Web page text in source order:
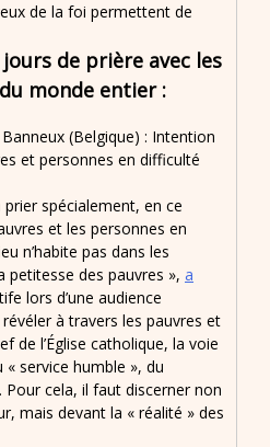
de la foi permettent de
de prière avec les
monde entier :
(Belgique) : Intention
et personnes en difficulté
spécialement, en ce
et les personnes en
n’habite pas dans les
petitesse des pauvres », a
lors d’une audience
à travers les pauvres et
de l’Église catholique, la voie
service humble », du
cela, il faut discerner non
mais devant la « réalité » des